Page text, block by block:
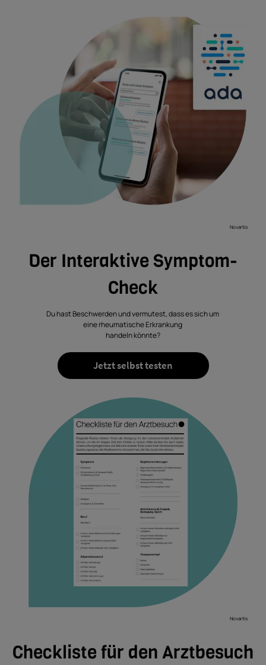
Novartis
Der Interaktive Symptom-
Check
Du hast Beschwerden und vermutest, dass es sich um
eine rheumatische Erkrankung
handeln könnte?
Jetzt selbst testen
Novartis
Checkliste für den Arztbesuch